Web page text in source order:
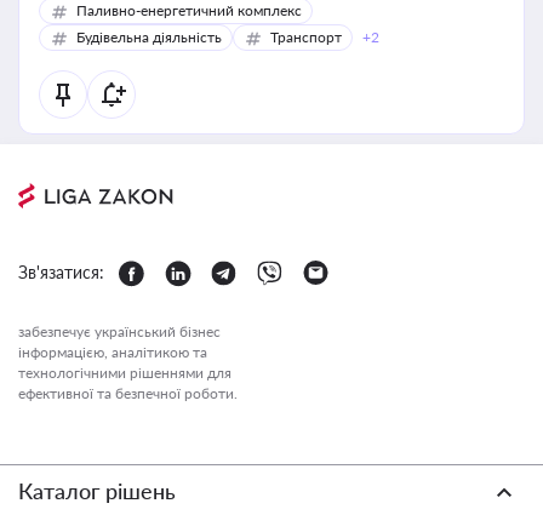
Паливно-енергетичний комплекс
Будівельна діяльність
Транспорт +2
Зв'язатися:
забезпечує український бізнес
інформацією, аналітикою та
технологічними рішеннями для
ефективної та безпечної роботи.
Каталог рішень